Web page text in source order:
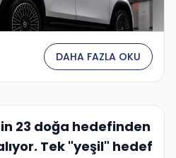
DAHA FAZLA OKU
23 doğa hedefinden
Tek "yeşil" hedef